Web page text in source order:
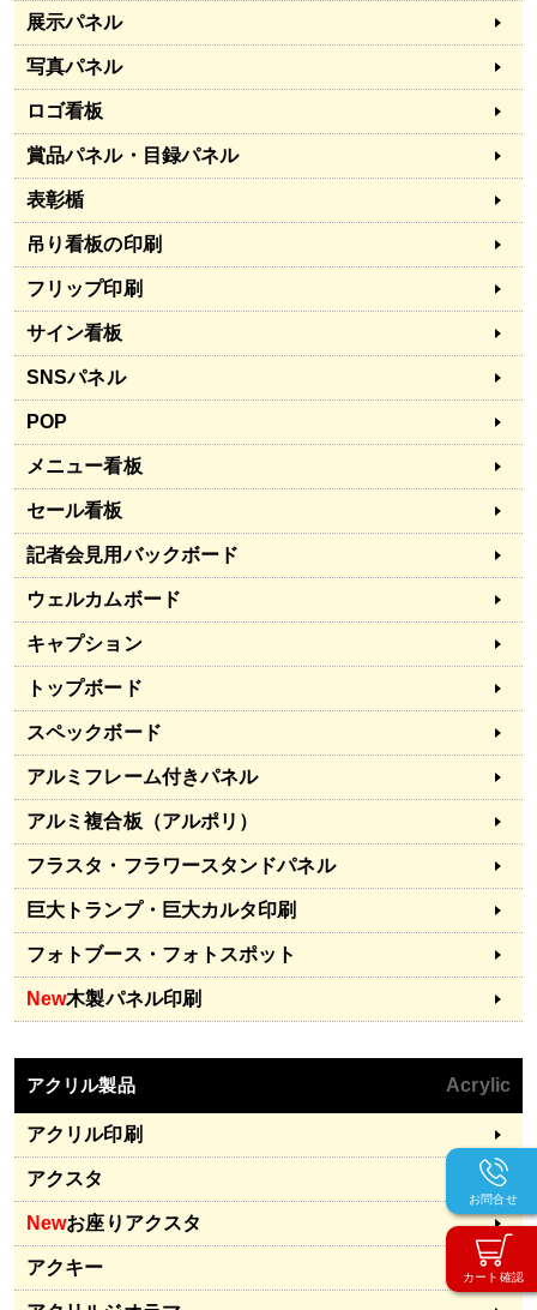
カート確認
お問合せ
展示パネル
写真パネル
ロゴ看板
賞品パネル・目録パネル
表彰楯
吊り看板の印刷
フリップ印刷
サイン看板
SNSパネル
POP
メニュー看板
セール看板
記者会見用バックボード
ウェルカムボード
キャプション
トップボード
スペックボード
アルミフレーム付きパネル
アルミ複合板（アルポリ）
フラスタ・フラワースタンドパネル
巨大トランプ・巨大カルタ印刷
フォトブース・フォトスポット
New木製パネル印刷
アクリル製品 Acrylic
アクリル印刷
アクスタ
Newお座りアクスタ
アクキー